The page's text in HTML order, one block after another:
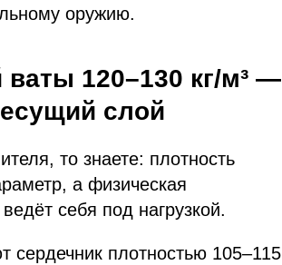
оружию.
ваты 120–130 кг/м³ —
слой
то знаете: плотность
а физическая
себя под нагрузкой.
сердечник плотностью 105–115